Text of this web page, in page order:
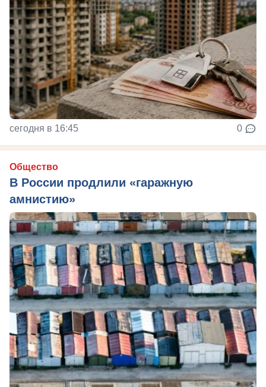
сегодня в 16:45 0
Общество
В России продлили «гаражную
амнистию»